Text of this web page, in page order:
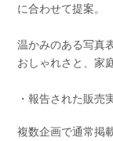
に合わせて提案。
温かみのある写真
おしゃれさと、家
・報告された販売
複数企画で通常掲